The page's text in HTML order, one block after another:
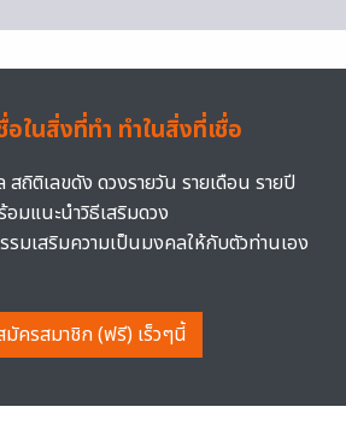
ในสิ่งที่ทำ ทำในสิ่งที่เชื่อ
สถิติเลขดัง ดวงรายวัน รายเดือน รายปี
มแนะนำวิธีเสริมดวง
รมเสริมความเป็นมงคลให้กับตัวท่านเอง
มัครสมาชิก (ฟรี) เร็วๆนี้